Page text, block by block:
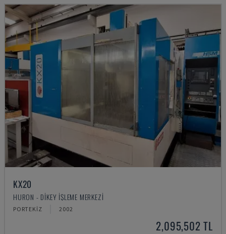
KX20
HURON - DIKEY İŞLEME MERKEZI
PORTEKIZ 2002
2,095,502 TL